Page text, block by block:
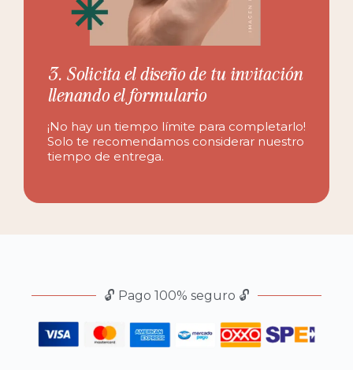
3. Solicita el diseño de tu invitación
llenando el formulario
¡No hay un tiempo límite para completarlo!
Solo te recomendamos considerar nuestro
tiempo de entrega.
🔓 Pago 100% seguro 🔓